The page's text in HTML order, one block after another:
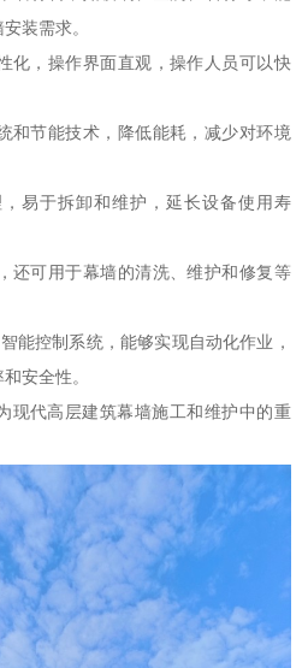
装需求。
化，操作界面直观，操作人员可以快
和节能技术，降低能耗，减少对环境
易于拆卸和维护，延长设备使用寿
还可用于幕墙的清洗、维护和修复等
能控制系统，能够实现自动化作业，
安全性。
现代高层建筑幕墙施工和维护中的重